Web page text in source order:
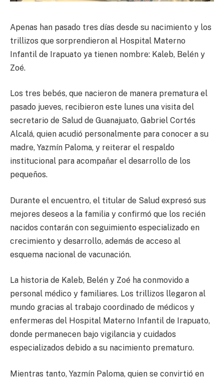
Apenas han pasado tres días desde su nacimiento y los
trillizos que sorprendieron al Hospital Materno
Infantil de Irapuato ya tienen nombre: Kaleb, Belén y
Zoé.
Los tres bebés, que nacieron de manera prematura el
pasado jueves, recibieron este lunes una visita del
secretario de Salud de Guanajuato, Gabriel Cortés
Alcalá, quien acudió personalmente para conocer a su
madre, Yazmín Paloma, y reiterar el respaldo
institucional para acompañar el desarrollo de los
pequeños.
Durante el encuentro, el titular de Salud expresó sus
mejores deseos a la familia y confirmó que los recién
nacidos contarán con seguimiento especializado en
crecimiento y desarrollo, además de acceso al
esquema nacional de vacunación.
La historia de Kaleb, Belén y Zoé ha conmovido a
personal médico y familiares. Los trillizos llegaron al
mundo gracias al trabajo coordinado de médicos y
enfermeras del Hospital Materno Infantil de Irapuato,
donde permanecen bajo vigilancia y cuidados
especializados debido a su nacimiento prematuro.
Mientras tanto, Yazmín Paloma, quien se convirtió en